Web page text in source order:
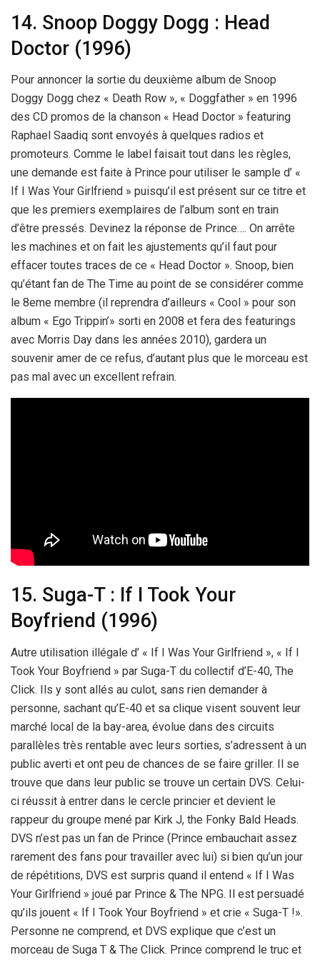
14. Snoop Doggy Dogg : Head
Doctor (1996)
Pour annoncer la sortie du deuxième album de Snoop
Doggy Dogg chez « Death Row », « Doggfather » en 1996
des CD promos de la chanson « Head Doctor » featuring
Raphael Saadiq sont envoyés à quelques radios et
promoteurs. Comme le label faisait tout dans les règles,
une demande est faite à Prince pour utiliser le sample d’ «
If I Was Your Girlfriend » puisqu’il est présent sur ce titre et
que les premiers exemplaires de l’album sont en train
d’être pressés. Devinez la réponse de Prince…. On arrête
les machines et on fait les ajustements qu’il faut pour
effacer toutes traces de ce « Head Doctor ». Snoop, bien
qu’étant fan de The Time au point de se considérer comme
le 8eme membre (il reprendra d’ailleurs « Cool » pour son
album « Ego Trippin’» sorti en 2008 et fera des featurings
avec Morris Day dans les années 2010), gardera un
souvenir amer de ce refus, d’autant plus que le morceau est
pas mal avec un excellent refrain.
15. Suga-T : If I Took Your
Boyfriend (1996)
Autre utilisation illégale d’ « If I Was Your Girlfriend », « If I
Took Your Boyfriend » par Suga-T du collectif d’E-40, The
Click. Ils y sont allés au culot, sans rien demander à
personne, sachant qu’E-40 et sa clique visent souvent leur
marché local de la bay-area, évolue dans des circuits
parallèles très rentable avec leurs sorties, s’adressent à un
public averti et ont peu de chances de se faire griller. Il se
trouve que dans leur public se trouve un certain DVS. Celui-
ci réussit à entrer dans le cercle princier et devient le
rappeur du groupe mené par Kirk J, the Fonky Bald Heads.
DVS n’est pas un fan de Prince (Prince embauchait assez
rarement des fans pour travailler avec lui) si bien qu’un jour
de répétitions, DVS est surpris quand il entend « If I Was
Your Girlfriend » joué par Prince & The NPG. Il est persuadé
qu’ils jouent « If I Took Your Boyfriend » et crie « Suga-T !».
Personne ne comprend, et DVS explique que c’est un
morceau de Suga T & The Click. Prince comprend le truc et